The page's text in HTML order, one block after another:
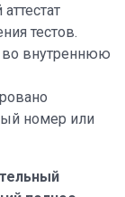
тестов.
внутреннюю
номер или